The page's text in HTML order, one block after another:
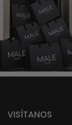
VISÍTANOS